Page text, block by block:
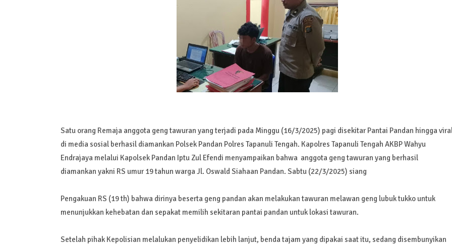
Satu orang Remaja anggota geng tawuran yang terjadi pada Minggu (16/3/2025) pagi disekitar Pantai Pandan hingga
di media sosial berhasil diamankan Polsek Pandan Polres Tapanuli Tengah. Kapolres Tapanuli Tengah AKBP Wahyu
Endrajaya melalui Kapolsek Pandan Iptu Zul Efendi menyampaikan bahwa anggota geng tawuran yang berhasil
diamankan yakni RS umur 19 tahun warga Jl. Oswald Siahaan Pandan. Sabtu (22/3/2025) siang
Pengakuan RS (19 th) bahwa dirinya beserta geng pandan akan melakukan tawuran melawan geng lubuk tukko untuk
menunjukkan kehebatan dan sepakat memilih sekitaran pantai pandan untuk lokasi tawuran.
Setelah pihak Kepolisian melalukan penyelidikan lebih lanjut, benda tajam yang dipakai saat itu, sedang disembunyikan